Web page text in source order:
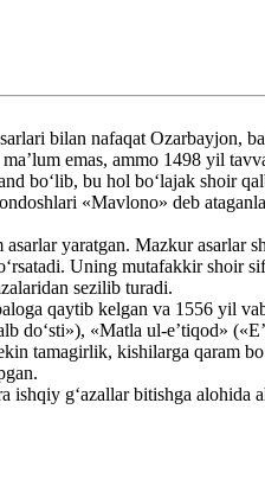
bilan nafaqat
emas, ammo 1498 yil
bo‘lib, bu hol bo‘lajak shoir
«Mavlono» deb
yaratgan. Mazkur
Uning mutafakkir shoir
sezilib turadi.
qaytib kelgan va 1556 yil
«Matla ul-e’tiqod»
tamagirlik, kishilarga qaram
ishqiy g‘azallar bitishga alohida